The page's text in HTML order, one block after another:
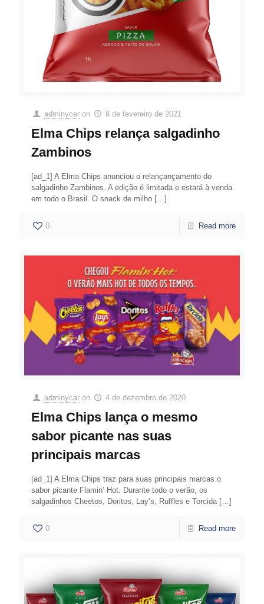
adminycar on 8 de fevereiro de 2021
Elma Chips relança salgadinho
Zambinos
[ad_1] A Elma Chips anunciou o relançançamento do
salgadinho Zambinos. A edição é limitada e estará à venda
em todo o Brasil. O snack de milho […]
0 Read more
adminycar on 4 de dezembro de 2020
Elma Chips lança o mesmo
sabor picante nas suas
principais marcas
[ad_1] A Elma Chips traz para suas principais marcas o
sabor picante Flamin’ Hot. Durante todo o verão, os
salgadinhos Cheetos, Doritos, Lay’s, Ruffles e Torcida […]
0 Read more